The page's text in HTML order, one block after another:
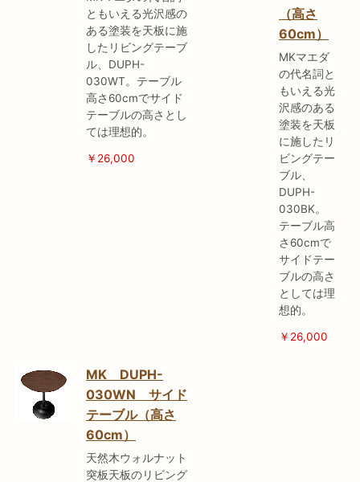
ともいえる光沢感の
ある塗装を天板に施
したリビングテーブ
ル、DUPH-
030WT。テーブル
高さ60cmでサイド
テーブルの高さとし
ては理想的。
￥26,000
（高さ
60cm）
MKマエダ
の代名詞と
もいえる光
沢感のある
塗装を天板
に施したリ
ビングテー
ブル、
DUPH-
030BK。
テーブル高
さ60cmで
サイドテー
ブルの高さ
としては理
想的。
￥26,000
MK DUPH-
030WN サイド
テーブル（高さ
60cm）
天然木ウォルナット
突板天板のリビング